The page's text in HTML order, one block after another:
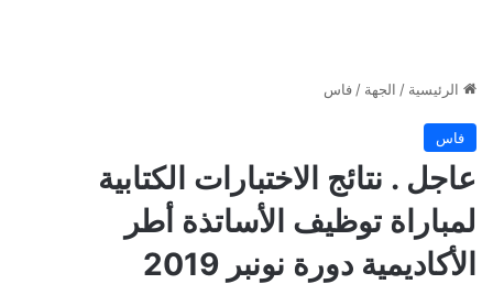
الرئيسية / الجهة / فاس
فاس
عاجل . نتائج الاختبارات الكتابية
لمباراة توظيف الأساتذة أطر
الأكاديمية دورة نونبر 2019